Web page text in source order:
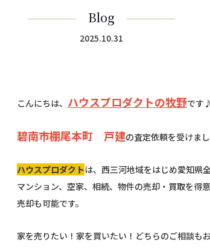
Blog
2025.10.31
こんにちは、 ハウスプロダクトの牧野です♪
碧南市棚尾本町 戸建の査定依頼を受けまし
ハウスプロダクトは、西三河地域をはじめ愛知県
マンション、空家、相続、物件の売却・買取を得
売却も可能です。
家を売りたい！家を買いたい！どちらのご相談も